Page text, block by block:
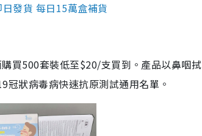
發貨 每日15萬盒補貨
買500套裝低至$20/支買到。產品以鼻咽
狀病毒病快速抗原測試通用名單。